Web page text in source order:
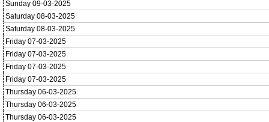
Sunday 09-03-2025
Saturday 08-03-2025
Saturday 08-03-2025
Friday 07-03-2025
Friday 07-03-2025
Friday 07-03-2025
Friday 07-03-2025
Thursday 06-03-2025
Thursday 06-03-2025
Thursday 06-03-2025